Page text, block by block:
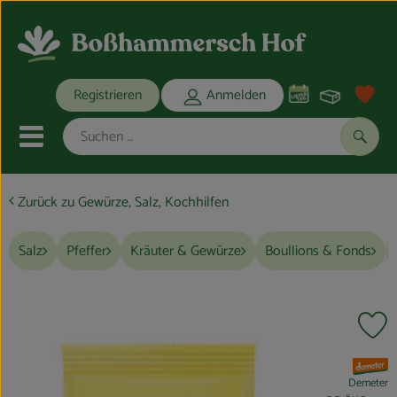
Registrieren Anmelden
Mobiles Menu öffnen oder
Bio-Kochkisten
ANGEBOTE
REGIONALES
Zurück zu Gewürze, Salz, Kochhilfen
Salz Pfeffer Kräuter & Gewürze Boullions & Fonds
, Verband:
Demeter